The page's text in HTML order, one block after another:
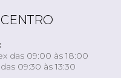
das 09:00 às 18:00
09:30 às 13:30